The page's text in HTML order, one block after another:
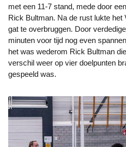
met een 11-7 stand, mede door
Rick Bultman. Na de rust lukte het
gat te overbruggen. Door
minuten voor tijd nog even
het was wederom Rick Bultman
verschil weer op vier doelpunten
gespeeld was.